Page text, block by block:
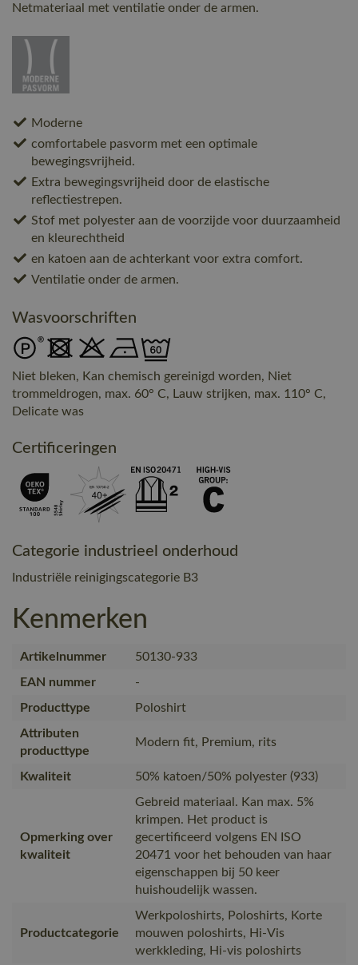
Netmateriaal met ventilatie onder de armen.
Moderne
comfortabele pasvorm met een optimale
bewegingsvrijheid.
Extra bewegingsvrijheid door de elastische
reflectiestrepen.
Stof met polyester aan de voorzijde voor duurzaamheid
en kleurechtheid
en katoen aan de achterkant voor extra comfort.
Ventilatie onder de armen.
Wasvoorschriften
Niet bleken, Kan chemisch gereinigd worden, Niet
trommeldrogen, max. 60° C, Lauw strijken, max. 110° C,
Delicate was
Certificeringen
Categorie industrieel onderhoud
Industriële reinigingscategorie B3
Kenmerken
Artikelnummer
50130-933
EAN nummer
-
Producttype
Poloshirt
Attributen
producttype
Modern fit, Premium, rits
Kwaliteit 50% katoen/50% polyester (933)
Opmerking over
kwaliteit
Gebreid materiaal. Kan max. 5%
krimpen. Het product is
gecertificeerd volgens EN ISO
20471 voor het behouden van haar
eigenschappen bij 50 keer
huishoudelijk wassen.
Productcategorie
Werkpoloshirts, Poloshirts, Korte
mouwen poloshirts, Hi-Vis
werkkleding, Hi-vis poloshirts